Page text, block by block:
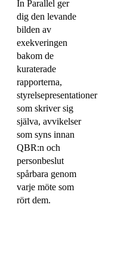
In Parallel ger
dig den levande
bilden av
exekveringen
bakom de
kuraterade
rapporterna,
styrelsepresentationer
som skriver sig
själva, avvikelser
som syns innan
QBR:n och
personbeslut
spårbara genom
varje möte som
rört dem.